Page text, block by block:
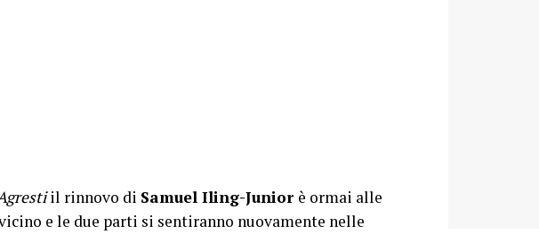
il rinnovo di Samuel Iling-Junior è ormai alle
e le due parti si sentiranno nuovamente nelle